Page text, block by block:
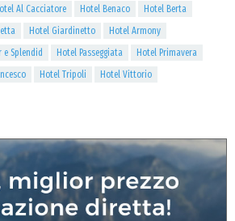
Al Cacciatore Hotel Benaco
Hotel Berta
Hotel Giardinetto
Hotel Armony
e Splendid Hotel Passeggiata
Hotel Primavera
Hotel Tripoli Hotel Vittorio